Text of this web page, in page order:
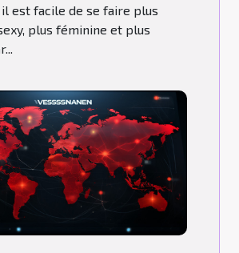
il est facile de se faire plus
plus féminine et plus